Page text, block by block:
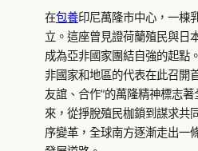
在包養印尼萬隆市中心，一棟
立。這座曾見證荷蘭殖民與日
成為亞非國家團結自強的起
非國家和地區的代表在此召開
友誼、合作”的萬隆精神標志
來，從掙脫殖民枷鎖到謀求共
序變革，全球南方逐漸走出一